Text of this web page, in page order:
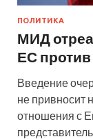
ПОЛИТИКА
МИД
ЕС
Введение
не привносит
отношения с